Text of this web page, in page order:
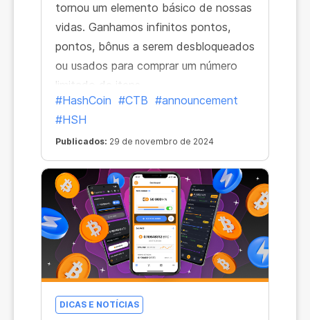
tornou um elemento básico de nossas
vidas. Ganhamos infinitos pontos,
pontos, bônus a serem desbloqueados
ou usados para comprar um número
limitado de itens...
#HashCoin #CTB #announcement
#HSH
Publicados: 29 de novembro de 2024
DICAS E NOTÍCIAS